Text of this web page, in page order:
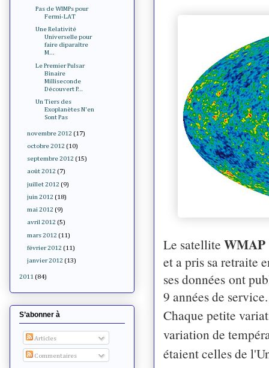
Le satelliteWMAP
et a pris sa retraite
ses données ont
9 années de service.
Chaque petite
variation de
étaient celles de
Pas de WIMPs pour
Fermi-LAT
Une Relativité
Universelle pour
faire diparaître
M...
Le Premier Pulsar
Binaire
Milliseconde
Découvert P...
Un Tiers des
Exoplanètes N'en
Sont Pas
novembre 2012 (17)
octobre 2012 (10)
septembre 2012 (15)
août 2012 (7)
juillet 2012 (9)
juin 2012 (18)
mai 2012 (9)
avril 2012 (5)
mars 2012 (11)
février 2012 (11)
janvier 2012 (13)
2011 (84)
S’abonner à
Articles
Commentaires